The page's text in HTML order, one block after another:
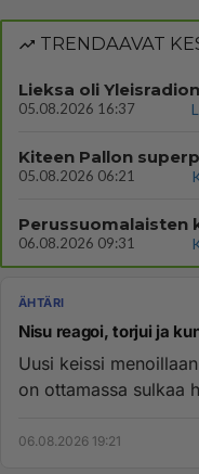
TRENDAAVAT
05.08.2026 16:37
05.08.2026 06:21
Perussuomalaisten
06.08.2026 09:31
ÄHTÄRI
Nisu
Uusi keissi menoillaan , Nisu torjui koko
on ottamassa sulkaa
06.08.2026 19:21